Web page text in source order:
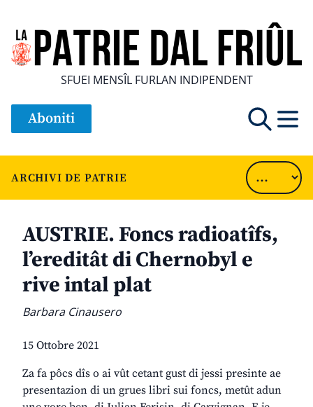
SFUEI MENSÎL FURLAN INDIPENDENT
Aboniti
ARCHIVI DE PATRIE
AUSTRIE. Foncs radioatîfs,
l’ereditât di Chernobyl e
rive intal plat
Barbara Cinausero
15 Ottobre 2021
Za fa pôcs dîs o ai vût cetant gust di jessi presinte ae
presentazion di un grues libri sui foncs, metût adun